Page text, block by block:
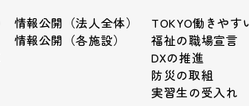
情報公開（法人全体）
情報公開（各施設）
TOKYO働きやす
福祉の職場宣言
DXの推進
防災の取組
実習生の受入れ